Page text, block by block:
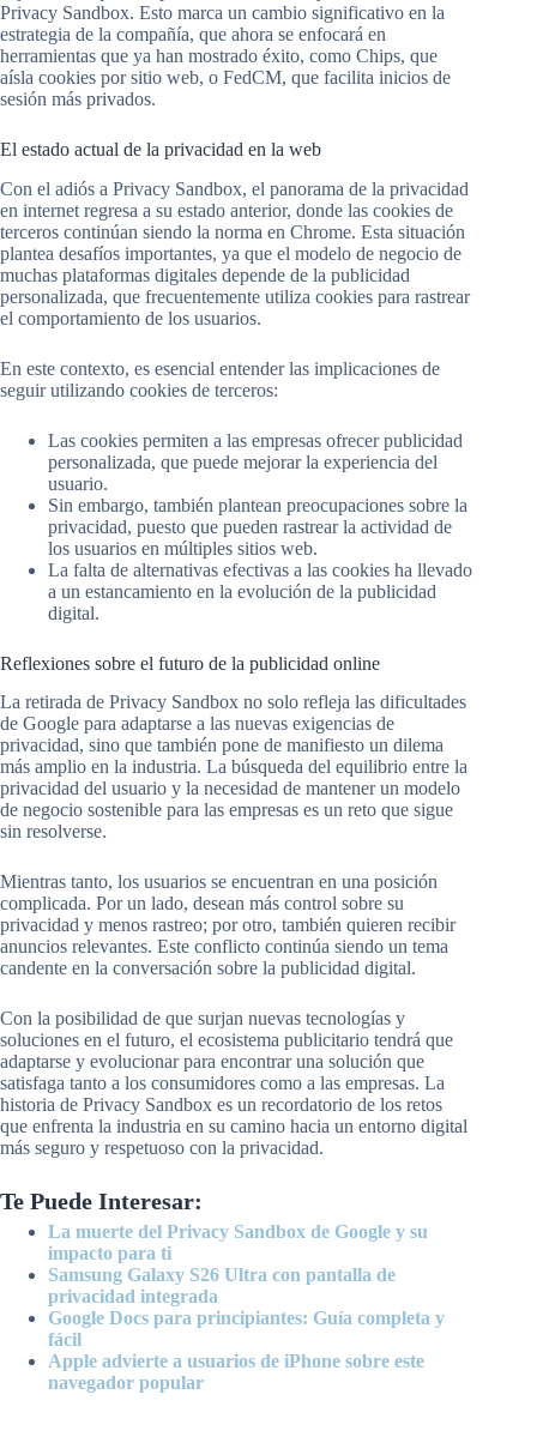
Privacy Sandbox. Esto marca un cambio significativo en la
estrategia de la compañía, que ahora se enfocará en
herramientas que ya han mostrado éxito, como Chips, que
aísla cookies por sitio web, o FedCM, que facilita inicios de
sesión más privados.
El estado actual de la privacidad en la web
Con el adiós a Privacy Sandbox, el panorama de la privacidad
en internet regresa a su estado anterior, donde las cookies de
terceros continúan siendo la norma en Chrome. Esta situación
plantea desafíos importantes, ya que el modelo de negocio de
muchas plataformas digitales depende de la publicidad
personalizada, que frecuentemente utiliza cookies para rastrear
el comportamiento de los usuarios.
En este contexto, es esencial entender las implicaciones de
seguir utilizando cookies de terceros:
Las cookies permiten a las empresas ofrecer publicidad
personalizada, que puede mejorar la experiencia del
usuario.
Sin embargo, también plantean preocupaciones sobre la
privacidad, puesto que pueden rastrear la actividad de
los usuarios en múltiples sitios web.
La falta de alternativas efectivas a las cookies ha llevado
a un estancamiento en la evolución de la publicidad
digital.
Reflexiones sobre el futuro de la publicidad online
La retirada de Privacy Sandbox no solo refleja las dificultades
de Google para adaptarse a las nuevas exigencias de
privacidad, sino que también pone de manifiesto un dilema
más amplio en la industria. La búsqueda del equilibrio entre la
privacidad del usuario y la necesidad de mantener un modelo
de negocio sostenible para las empresas es un reto que sigue
sin resolverse.
Mientras tanto, los usuarios se encuentran en una posición
complicada. Por un lado, desean más control sobre su
privacidad y menos rastreo; por otro, también quieren recibir
anuncios relevantes. Este conflicto continúa siendo un tema
candente en la conversación sobre la publicidad digital.
Con la posibilidad de que surjan nuevas tecnologías y
soluciones en el futuro, el ecosistema publicitario tendrá que
adaptarse y evolucionar para encontrar una solución que
satisfaga tanto a los consumidores como a las empresas. La
historia de Privacy Sandbox es un recordatorio de los retos
que enfrenta la industria en su camino hacia un entorno digital
más seguro y respetuoso con la privacidad.
Te Puede Interesar:
La muerte del Privacy Sandbox de Google y su
impacto para ti
Samsung Galaxy S26 Ultra con pantalla de
privacidad integrada
Google Docs para principiantes: Guía completa y
fácil
Apple advierte a usuarios de iPhone sobre este
navegador popular